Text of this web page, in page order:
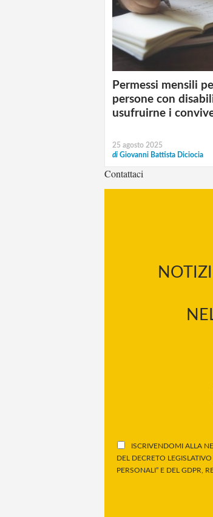
Permessi mensili
persone con
usufruirne i
25 agosto 2025
di Giovanni Battista Diciocia
Contattaci
ISCRIVENDOMI ALLA
DEL DECRETO
PERSONALI” E DEL GDPR,